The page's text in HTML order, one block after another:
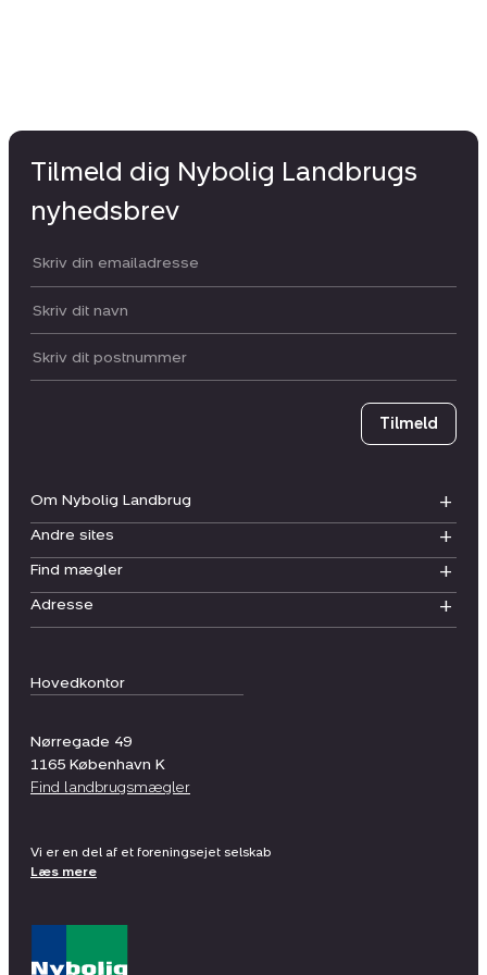
Hovedkontor
Nørregade 49
1165 København K
Find landbrugsmægler
Om Nybolig Landbrug
Andre sites
Find mægler
Adresse
Tilmeld dig Nybolig Landbrugs
nyhedsbrev
Din email:
Dit navn:
Postnummer
Tilmeld
Vi er en del af et foreningsejet selskab
Læs mere